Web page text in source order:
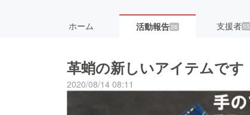
ホーム 活動報告 26 支援者55
革蛸の新しいアイテムです
2020/08/14 08:11